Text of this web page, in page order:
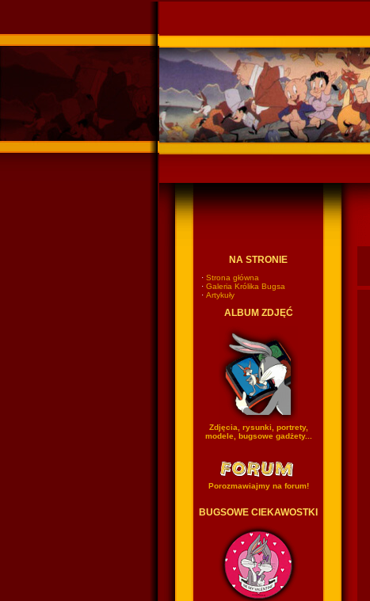
NA STRONIE
· Strona główna
· Galeria Królika Bugsa
· Artykuły
ALBUM ZDJĘĆ
Zdjęcia, rysunki, portrety,
modele, bugsowe gadżety...
Porozmawiajmy na forum!
BUGSOWE CIEKAWOSTKI